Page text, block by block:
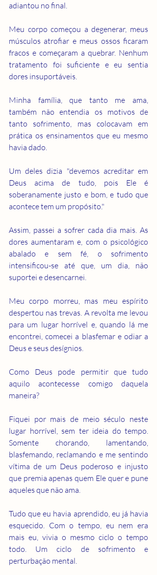
adiantou no final.
Meu corpo começou a degenerar, meus
músculos atrofiar e meus ossos ficaram
fracos e começaram a quebrar. Nenhum
tratamento foi suficiente e eu sentia
dores insuportáveis.
Minha família, que tanto me ama,
também não entendia os motivos de
tanto sofrimento, mas colocavam em
prática os ensinamentos que eu mesmo
havia dado.
Um deles dizia "devemos acreditar em
Deus acima de tudo, pois Ele é
soberanamente justo e bom, e tudo que
acontece tem um propósito."
Assim, passei a sofrer cada dia mais. As
dores aumentaram e, com o psicológico
abalado e sem fé, o sofrimento
intensificou-se até que, um dia, não
suportei e desencarnei.
Meu corpo morreu, mas meu espírito
despertou nas trevas. A revolta me levou
para um lugar horrível e, quando lá me
encontrei, comecei a blasfemar e odiar a
Deus e seus desígnios.
Como Deus pode permitir que tudo
aquilo acontecesse comigo daquela
maneira?
Fiquei por mais de meio século neste
lugar horrível, sem ter ideia do tempo.
Somente chorando, lamentando,
blasfemando, reclamando e me sentindo
vítima de um Deus poderoso e injusto
que premia apenas quem Ele quer e pune
aqueles que não ama.
Tudo que eu havia aprendido, eu já havia
esquecido. Com o tempo, eu nem era
mais eu, vivia o mesmo ciclo o tempo
todo. Um ciclo de sofrimento e
perturbação mental.